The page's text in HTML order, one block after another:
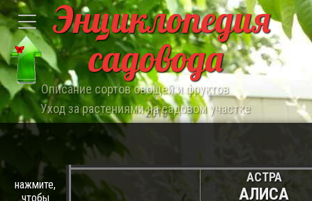
Энциклопедия
садовода
Описание сортов овощей и фруктов
Уход за растениями на садовом участке
2015
нажмите,
чтобы
АСТРА
АЛИСА